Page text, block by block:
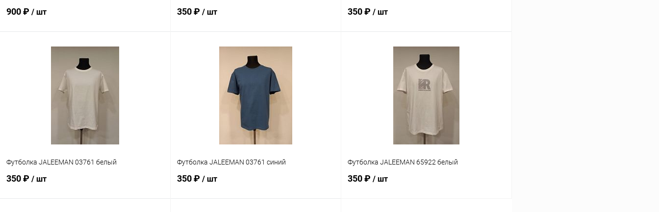
900 ₽ / шт
В наличии
9
350 ₽ / шт
В наличии
350 ₽ / шт
В наличии
Футболка JALEEMAN 03761 белый
350 ₽ / шт
Футболка JALEEMAN 03761 синий
350 ₽ / шт
Футболка JALEEMAN 65922 белый
350 ₽ / шт